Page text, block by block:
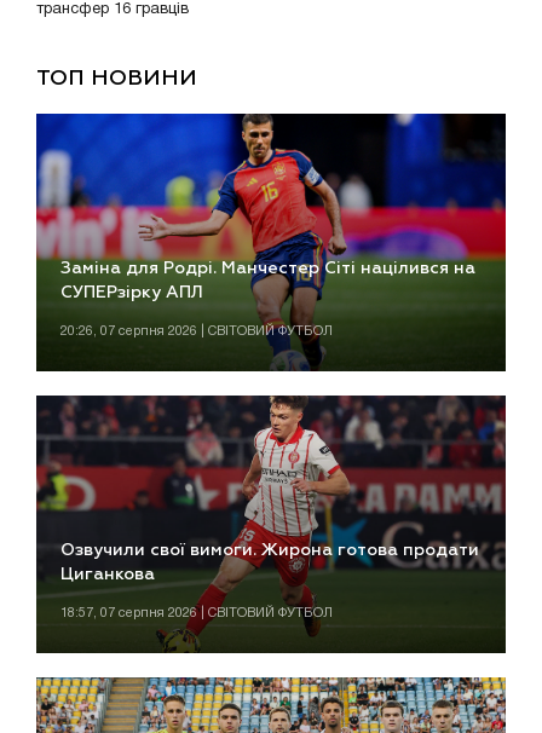
трансфер 16 гравців
ТОП НОВИНИ
Заміна для Родрі. Манчестер Сіті націлився на
СУПЕРзірку АПЛ
20:26, 07 серпня 2026 | СВІТОВИЙ ФУТБОЛ
Озвучили свої вимоги. Жирона готова продати
Циганкова
18:57, 07 серпня 2026 | СВІТОВИЙ ФУТБОЛ